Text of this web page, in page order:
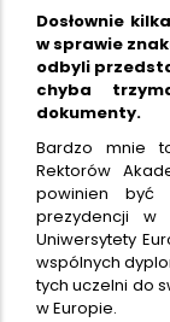
Dosłownie
w sprawie
odbyli
chyba
dokumenty.
Bardzo mnie
Rektorów
powinien
prezydencji w
Uniwersytety
wspólnych
tych uczelni do
w Europie.